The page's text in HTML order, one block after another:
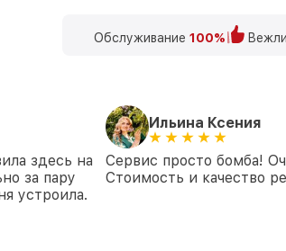
Обслуживание 100%
здесь на
за пару
устроила.
Ильина Ксения
Сервис просто бомба!
Стоимость и качество